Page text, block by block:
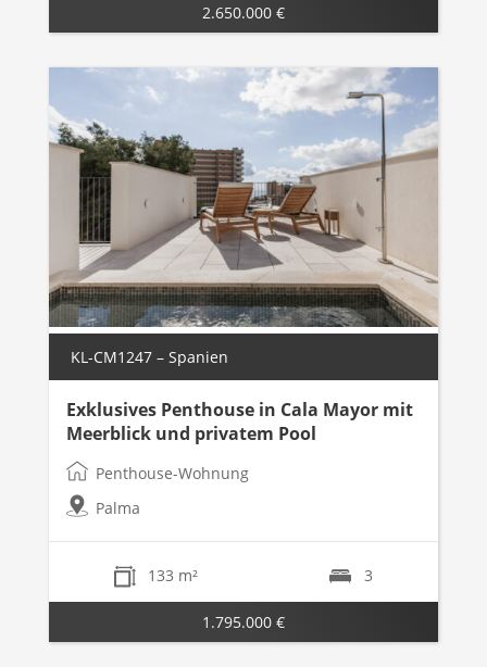
2.650.000 €
KL-CM1247 – Spanien
Exklusives Penthouse in Cala Mayor mit
Meerblick und privatem Pool
Penthouse-Wohnung
Palma
133 m² 3
1.795.000 €